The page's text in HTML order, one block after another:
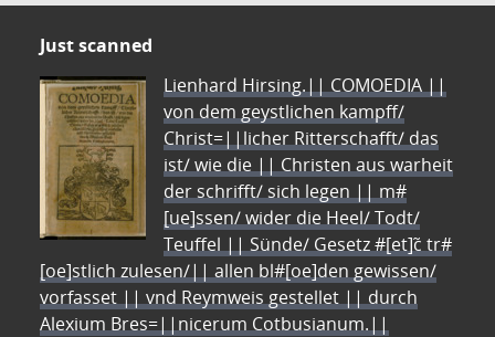
Just scanned
Lienhard Hirsing.|| COMOEDIA ||
von dem geystlichen kampff/
Christ=||licher Ritterschafft/ das
ist/ wie die || Christen aus warheit
der schrifft/ sich legen || m#
[ue]ssen/ wider die Heel/ Todt/
Teuffel || Sünde/ Gesetz #[et]c̃ tr#
[oe]stlich zulesen/|| allen bl#[oe]den gewissen/
vorfasset || vnd Reymweis gestellet || durch
Alexium Bres=||nicerum Cotbusianum.||